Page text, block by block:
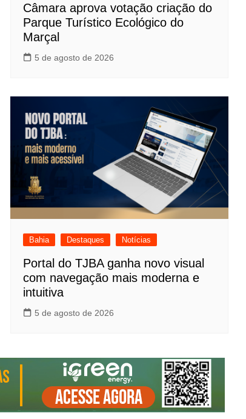
Câmara aprova votação criação do
Parque Turístico Ecológico do
Marçal
5 de agosto de 2026
Bahia Destaques Notícias
Portal do TJBA ganha novo visual
com navegação mais moderna e
intuitiva
5 de agosto de 2026